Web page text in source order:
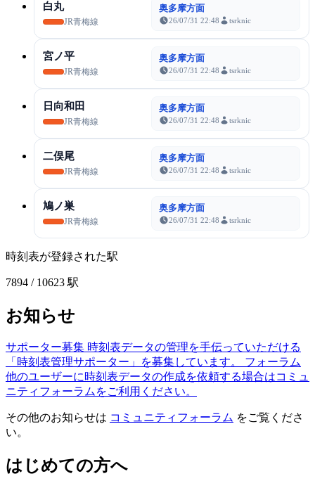
白丸
JR青梅線
奥多摩方面
26/07/31 22:48 tsrknic
宮ノ平
JR青梅線
奥多摩方面
26/07/31 22:48 tsrknic
日向和田
JR青梅線
奥多摩方面
26/07/31 22:48 tsrknic
二俣尾
JR青梅線
奥多摩方面
26/07/31 22:48 tsrknic
鳩ノ巣
JR青梅線
奥多摩方面
26/07/31 22:48 tsrknic
時刻表が登録された駅
7894 / 10623 駅
お知らせ
サポーター募集 時刻表データの管理を手伝っていただける
「時刻表管理サポーター」を募集しています。
フォーラム
他のユーザーに時刻表データの作成を依頼する場合はコミュ
ニティフォーラムをご利用ください。
その他のお知らせは コミュニティフォーラム をご覧くださ
い。
はじめての方へ